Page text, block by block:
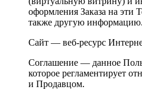
оформления Заказа на эти
также другую информацию.
Сайт — веб-ресурс
Соглашение — данное
которое регламентирует
и Продавцом.